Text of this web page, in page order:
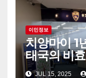
이민정보
치앙마이 1
태국의 비
3번 멘붕
JUL 15, 2025